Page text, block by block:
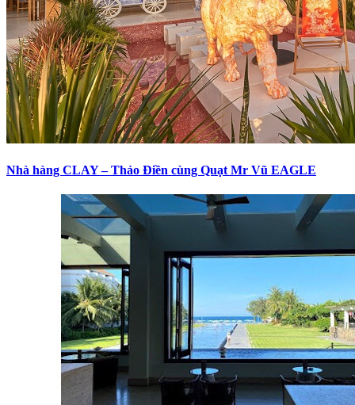
Nhà hàng CLAY – Thảo Điền cùng Quạt Mr Vũ EAGLE